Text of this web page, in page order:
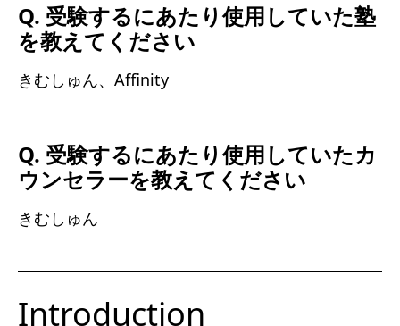
Q. 受験するにあたり使用していた塾
を教えてください
きむしゅん、Affinity
Q. 受験するにあたり使用していたカ
ウンセラーを教えてください
きむしゅん
Introduction